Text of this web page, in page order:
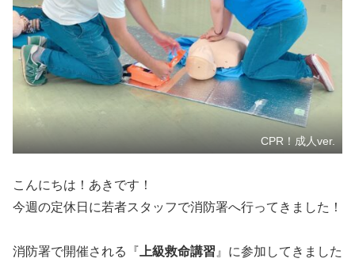
CPR！成人ver.
こんにちは！あきです！
今週の定休日に若者スタッフで消防署へ行ってきました！
消防署で開催される『 上級救命講習 』に参加してきました